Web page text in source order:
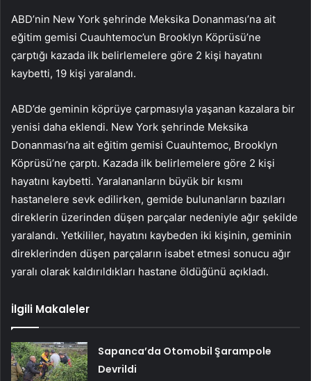
ABD’nin New York şehrinde Meksika Donanması’na ait
eğitim gemisi Cuauhtemoc’un Brooklyn Köprüsü’ne
çarptığı kazada ilk belirlemelere göre 2 kişi hayatını
kaybetti, 19 kişi yaralandı.
ABD’de geminin köprüye çarpmasıyla yaşanan kazalara bir
yenisi daha eklendi. New York şehrinde Meksika
Donanması’na ait eğitim gemisi Cuauhtemoc, Brooklyn
Köprüsü’ne çarptı. Kazada ilk belirlemelere göre 2 kişi
hayatını kaybetti. Yaralananların büyük bir kısmı
hastanelere sevk edilirken, gemide bulunanların bazıları
direklerin üzerinden düşen parçalar nedeniyle ağır şekilde
yaralandı. Yetkililer, hayatını kaybeden iki kişinin, geminin
direklerinden düşen parçaların isabet etmesi sonucu ağır
yaralı olarak kaldırıldıkları hastane öldüğünü açıkladı.
İlgili Makaleler
Sapanca’da Otomobil Şarampole
Devrildi